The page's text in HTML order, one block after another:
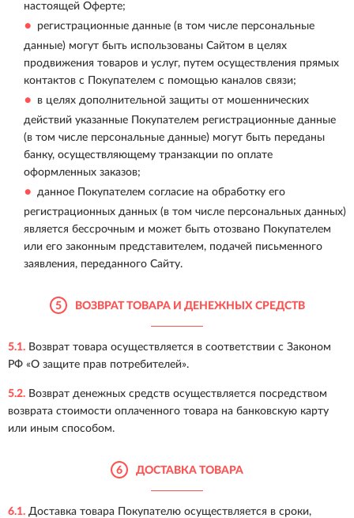
настоящей Оферте;
регистрационные данные (в том числе персональные
данные) могут быть использованы Сайтом в целях
продвижения товаров и услуг, путем осуществления прямых
контактов с Покупателем с помощью каналов связи;
в целях дополнительной защиты от мошеннических
действий указанные Покупателем регистрационные данные
(в том числе персональные данные) могут быть переданы
банку, осуществляющему транзакции по оплате
оформленных заказов;
данное Покупателем согласие на обработку его
регистрационных данных (в том числе персональных данных)
является бессрочным и может быть отозвано Покупателем
или его законным представителем, подачей письменного
заявления, переданного Сайту.
5 ВОЗВРАТ ТОВАРА И ДЕНЕЖНЫХ СРЕДСТВ
5.1. Возврат товара осуществляется в соответствии с Законом
РФ «О защите прав потребителей».
5.2. Возврат денежных средств осуществляется посредством
возврата стоимости оплаченного товара на банковскую карту
или иным способом.
6 ДОСТАВКА ТОВАРА
6.1. Доставка товара Покупателю осуществляется в сроки,